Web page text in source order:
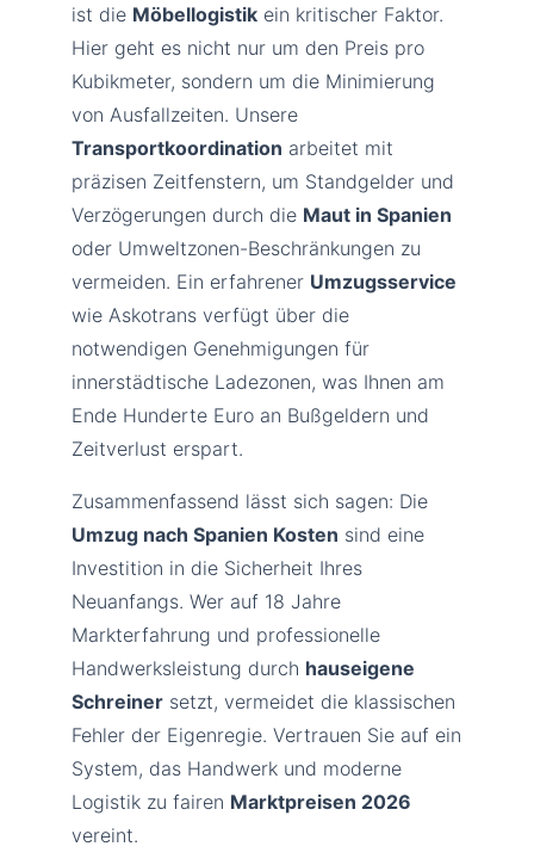
ist die Möbellogistikein kritischer Faktor.
Hier geht es nicht nur um den Preis pro
Kubikmeter, sondern um die Minimierung
von Ausfallzeiten. Unsere
Transportkoordination arbeitet mit
präzisen Zeitfenstern, um Standgelder und
Verzögerungen durch die Maut in Spanien
oder Umweltzonen-Beschränkungen zu
vermeiden. Ein erfahrener Umzugsservice
wie Askotrans verfügt über die
notwendigen Genehmigungen für
innerstädtische Ladezonen, was Ihnen am
Ende Hunderte Euro an Bußgeldern und
Zeitverlust erspart.
Zusammenfassend lässt sich sagen: Die
Umzug nach Spanien Kosten sind eine
Investition in die Sicherheit Ihres
Neuanfangs. Wer auf 18 Jahre
Markterfahrung und professionelle
Handwerksleistung durch hauseigene
Schreinersetzt, vermeidet die klassischen
Fehler der Eigenregie. Vertrauen Sie auf ein
System, das Handwerk und moderne
Logistik zu fairen Marktpreisen 2026
vereint.